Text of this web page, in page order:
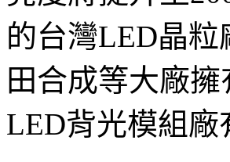
的台灣LED晶
田合成等大廠
LED背光模組